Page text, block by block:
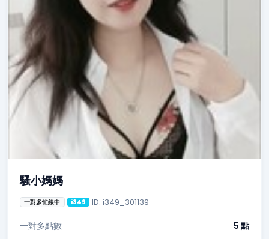
騷小媽媽
一對多忙線中 i349 ID: i349_301139
一對多點數 5 點